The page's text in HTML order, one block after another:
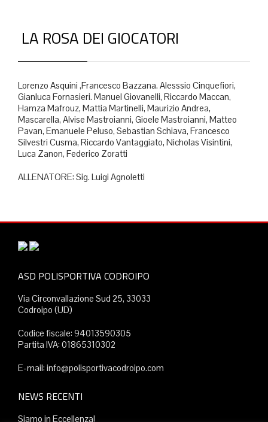
LA ROSA DEI GIOCATORI
Lorenzo Asquini ,Francesco Bazzana. Alesssio Cinquefiori,
Gianluca Fornasieri. Manuel Giovanelli, Riccardo Maccan,
Hamza Mafrouz, Mattia Martinelli, Maurizio Andrea,
Mascarella, Alvise Mastroianni, Gioele Mastroianni, Matteo
Pavan, Emanuele Peluso, Sebastian Schiava, Francesco
Silvestri Cusma, Riccardo Vantaggiato, Nicholas Visintini,
Luca Zanon, Federico Zoratti
ALLENATORE: Sig. Luigi Agnoletti
ASD POLISPORTIVA CODROIPO
Via Circonvallazione Sud 25, 33033
Codroipo (UD)
Codice fiscale: 94013590305
Partita IVA: 01865310302
E-mail: info@polisportivacodroipo.com
NEWS RECENTI
Siamo in Eccellenza!